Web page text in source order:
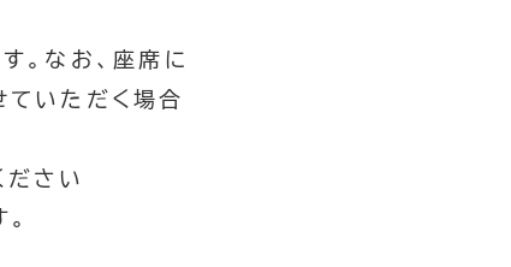
。なお、座席に
ていただく場合
ださい